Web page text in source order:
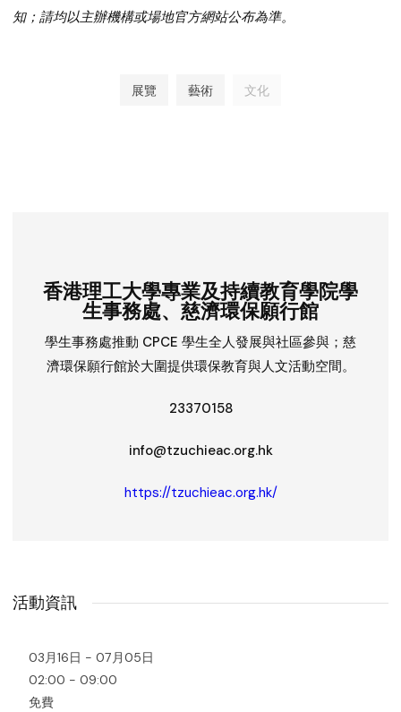
知；請均以主辦機構或場地官方網站公布為準。
展覽 藝術 文化
香港理工大學專業及持續教育學院學
生事務處、慈濟環保願行館
學生事務處推動 CPCE 學生全人發展與社區參與；慈
濟環保願行館於大圍提供環保教育與人文活動空間。
23370158
info@tzuchieac.org.hk
https://tzuchieac.org.hk/
活動資訊
03月16日 - 07月05日
02:00 - 09:00
免費